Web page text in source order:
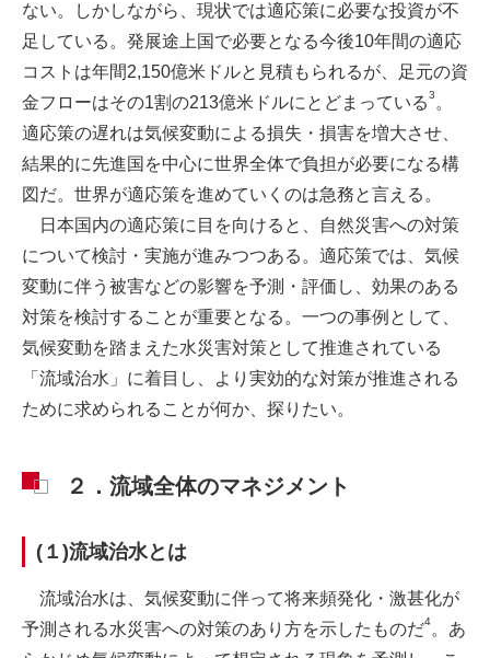
ない。しかしながら、現状では適応策に必要な投資が不
足している。発展途上国で必要となる今後10年間の適応
コストは年間2,150億米ドルと見積もられるが、足元の資
金フローはその1割の213億米ドルにとどまっている3 。
適応策の遅れは気候変動による損失・損害を増大させ、
結果的に先進国を中心に世界全体で負担が必要になる構
図だ。世界が適応策を進めていくのは急務と言える。
日本国内の適応策に目を向けると、自然災害への対策
について検討・実施が進みつつある。適応策では、気候
変動に伴う被害などの影響を予測・評価し、効果のある
対策を検討することが重要となる。一つの事例として、
気候変動を踏まえた水災害対策として推進されている
「流域治水」に着目し、より実効的な対策が推進される
ために求められることが何か、探りたい。
２．流域全体のマネジメント
(１)流域治水とは
流域治水は、気候変動に伴って将来頻発化・激甚化が
予測される水災害への対策のあり方を示したものだ4。あ